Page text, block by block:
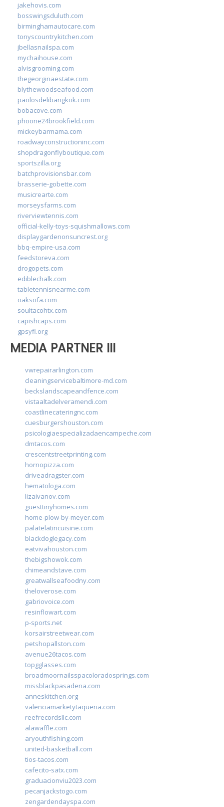
jakehovis.com
bosswingsduluth.com
birminghamautocare.com
tonyscountrykitchen.com
jbellasnailspa.com
mychaihouse.com
alvisgrooming.com
thegeorginaestate.com
blythewoodseafood.com
paolosdelibangkok.com
bobacove.com
phoone24brookfield.com
mickeybarmama.com
roadwayconstructioninc.com
shopdragonflyboutique.com
sportszilla.org
batchprovisionsbar.com
brasserie-gobette.com
musicrearte.com
morseysfarms.com
riverviewtennis.com
official-kelly-toys-squishmallows.com
displaygardenonsuncrest.org
bbq-empire-usa.com
feedstoreva.com
drogopets.com
ediblechalk.com
tabletennisnearme.com
oaksofa.com
soultacohtx.com
capishcaps.com
gpsyfl.org
MEDIA PARTNER III
vwrepairarlington.com
cleaningservicebaltimore-md.com
beckslandscapeandfence.com
vistaaltadelveramendi.com
coastlinecateringnc.com
cuesburgershouston.com
psicologiaespecializadaencampeche.com
dmtacos.com
crescentstreetprinting.com
hornopizza.com
driveadragster.com
hematologa.com
lizaivanov.com
guesttinyhomes.com
home-plow-by-meyer.com
palatelatincuisine.com
blackdoglegacy.com
eatvivahouston.com
thebigshowok.com
chimeandstave.com
greatwallseafoodny.com
theloverose.com
gabriovoice.com
resinflowart.com
p-sports.net
korsairstreetwear.com
petshopallston.com
avenue26tacos.com
topgglasses.com
broadmoornailsspacoloradosprings.com
missblackpasadena.com
anneskitchen.org
valenciamarketytaqueria.com
reefrecordsllc.com
alawaffle.com
aryouthfishing.com
united-basketball.com
tios-tacos.com
cafecito-satx.com
graduacionviu2023.com
pecanjackstogo.com
zengardendayspa.com